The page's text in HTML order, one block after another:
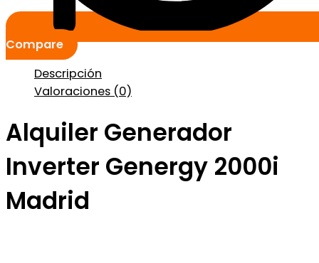
Compare
Descripción
Valoraciones (0)
Alquiler Generador
Inverter Genergy 2000i
Madrid